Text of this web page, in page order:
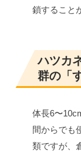
鎖すること
ハツカ
群の「
体長6〜
間からでも
類ですが、